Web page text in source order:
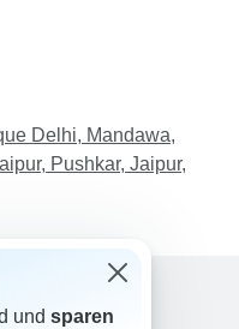
Delhi, Mandawa,
Pushkar, Jaipur,
und sparen